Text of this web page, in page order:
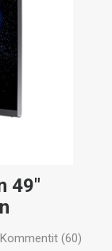
49″
Kommentit (60)